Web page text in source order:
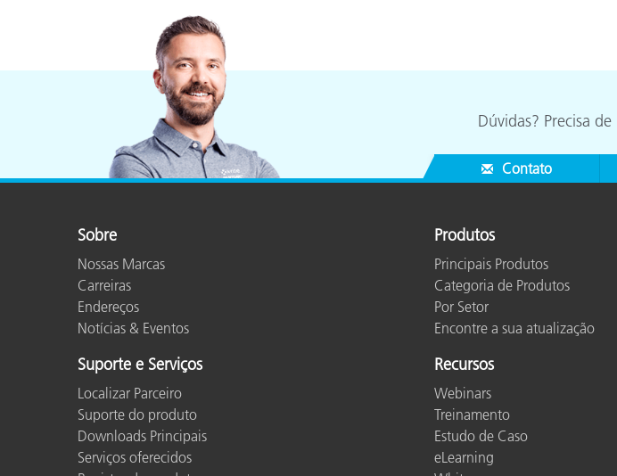
Plásticos
Dúvidas? Precisa
Contato
Sobre
Nossas Marcas
Carreiras
Endereços
Notícias & Eventos
Suporte e Serviços
Localizar Parceiro
Suporte do produto
Downloads Principais
Serviços oferecidos
Produtos
Principais Produtos
Categoria de Produtos
Por Setor
Encontre a sua atualização
Recursos
Webinars
Treinamento
Estudo de Caso
eLearning